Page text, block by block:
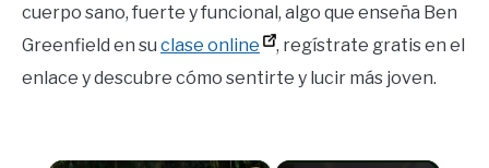
cuerpo sano, fuerte y funcional, algo que enseña Ben
Greenfield en su clase online
, regístrate gratis en el
enlace y descubre cómo sentirte y lucir más joven.